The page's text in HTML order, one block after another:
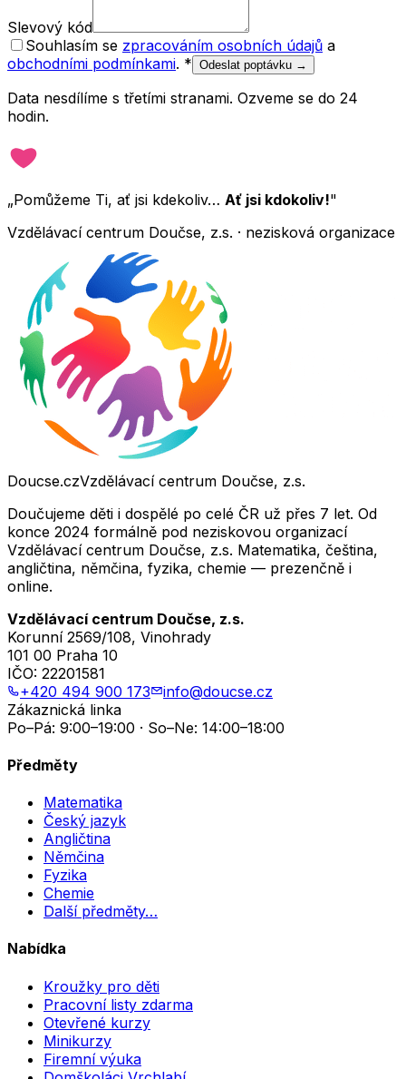
Slevový kód
Souhlasím se zpracováním osobních údajů a
obchodními podmínkami. * Odeslat poptávku →
Data nesdílíme s třetími stranami. Ozveme se do 24
hodin.
„Pomůžeme Ti, ať jsi kdekoliv… Ať jsi kdokoliv!"
Vzdělávací centrum Doučse, z.s. · nezisková organizace
Doucse.czVzdělávací centrum Doučse, z.s.
Doučujeme děti i dospělé po celé ČR už přes 7 let. Od
konce 2024 formálně pod neziskovou organizací
Vzdělávací centrum Doučse, z.s. Matematika, čeština,
angličtina, němčina, fyzika, chemie — prezenčně i
online.
Vzdělávací centrum Doučse, z.s.
Korunní 2569/108, Vinohrady
101 00 Praha 10
IČO: 22201581
+420 494 900 173
info@doucse.cz
Zákaznická linka
Po–Pá: 9:00–19:00 · So–Ne: 14:00–18:00
Předměty
Matematika
Český jazyk
Angličtina
Němčina
Fyzika
Chemie
Další předměty…
Nabídka
Kroužky pro děti
Pracovní listy zdarma
Otevřené kurzy
Minikurzy
Firemní výuka